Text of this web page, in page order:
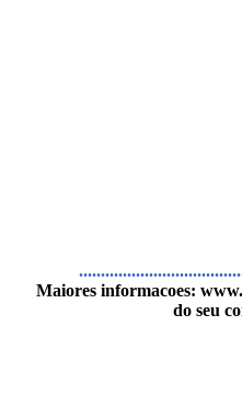
Maiores informacoes:
do seu